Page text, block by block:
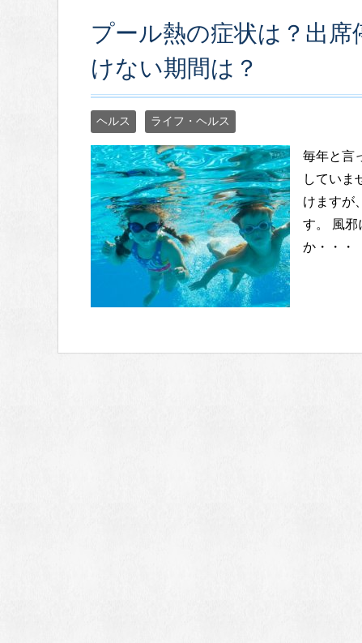
プール熱の症状は？出
けない期間は？
ヘルス ライフ・ヘルス
毎年と言
していま
けますが
す。 風邪
か・・・